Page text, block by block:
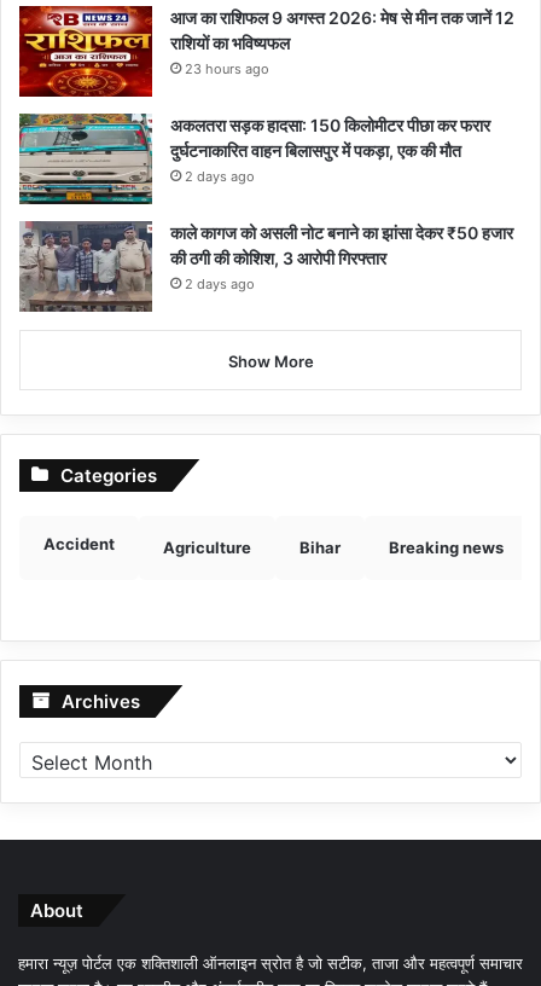
आज का राशिफल 9 अगस्त 2026: मेष से मीन तक जानें 12
राशियों का भविष्यफल
23 hours ago
अकलतरा सड़क हादसा: 150 किलोमीटर पीछा कर फरार
दुर्घटनाकारित वाहन बिलासपुर में पकड़ा, एक की मौत
2 days ago
काले कागज को असली नोट बनाने का झांसा देकर ₹50 हजार
की ठगी की कोशिश, 3 आरोपी गिरफ्तार
2 days ago
Show More
Categories
Accident Agriculture Bihar Breaking news
Archives Archives
About
हमारा न्यूज़ पोर्टल एक शक्तिशाली ऑनलाइन स्रोत है जो सटीक, ताजा और महत्वपूर्ण समाचार